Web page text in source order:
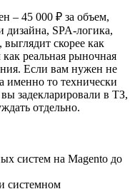
– 45 000 ₽ за объем,
дизайна, SPA-логика,
выглядит скорее как
реальная рыночная
Если вам нужен не
именно то технически
задекларировали в ТЗ,
отдельно.
систем на Magento до
системном